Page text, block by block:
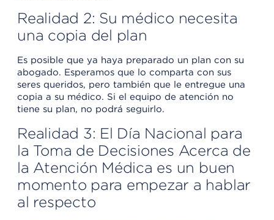
Realidad 2: Su médico necesita
una copia del plan
Es posible que ya haya preparado un plan con su
abogado. Esperamos que lo comparta con sus
seres queridos, pero también que le entregue una
copia a su médico. Si el equipo de atención no
tiene su plan, no podrá seguirlo.
Realidad 3: El Día Nacional para
la Toma de Decisiones Acerca de
la Atención Médica es un buen
momento para empezar a hablar
al respecto